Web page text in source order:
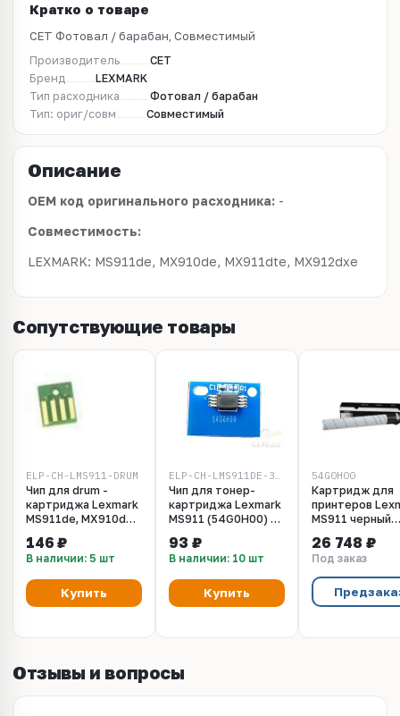
Кратко о товаре
CET Фотовал / барабан, Совместимый
Производитель
CET
Бренд
LEXMARK
Тип расходника
Фотовал / барабан
Тип: ориг/совм
Совместимый
Описание
OEM код оригинального расходника: -
Совместимость:
LEXMARK: MS911de, MX910de, MX911dte, MX912dxe
Сопутствующие товары
ELP-CH-LMS911-DRUM
Чип для drum -
картриджа Lexmark
MS911de, MX910de,
(54G0P00) - 125 000
стр.
146 ₽
В наличии: 5 шт
Купить
ELP-CH-LMS911DE-32.5K
Чип для тонер-
картриджа Lexmark
MS911 (54G0H00) -
93 ₽
В наличии: 10 шт
Купить
54G0H00
Картридж для
принтеров
MS911 черный
32500 стр
(54G0H00)
26 748 ₽
Под заказ
Отзывы и вопросы